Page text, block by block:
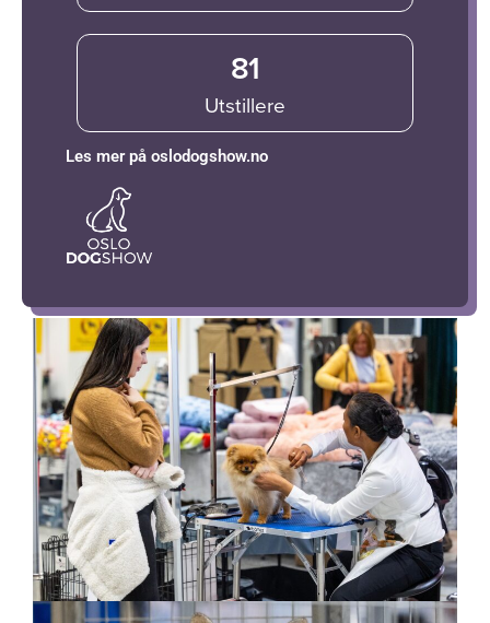
Utstillere
81
Les mer på oslodogshow.no